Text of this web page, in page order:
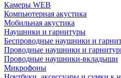
Камеры WEB
Компьютерная акустика
Мобильная акустика
Наушники и гарнитуры
Беспроводные наушники и
Проводные наушники и
Проводные наушники-вкладыши
Микрофоны